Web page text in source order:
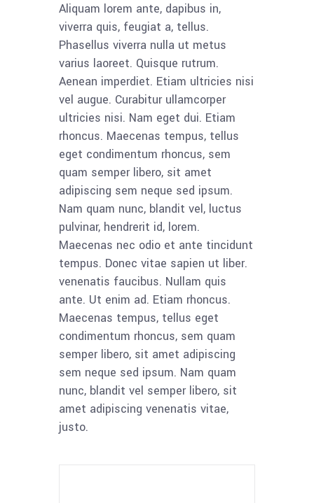
Aliquam lorem ante, dapibus in,
viverra quis, feugiat a, tellus.
Phasellus viverra nulla ut metus
varius laoreet. Quisque rutrum.
Aenean imperdiet. Etiam ultricies nisi
vel augue. Curabitur ullamcorper
ultricies nisi. Nam eget dui. Etiam
rhoncus. Maecenas tempus, tellus
eget condimentum rhoncus, sem
quam semper libero, sit amet
adipiscing sem neque sed ipsum.
Nam quam nunc, blandit vel, luctus
pulvinar, hendrerit id, lorem.
Maecenas nec odio et ante tincidunt
tempus. Donec vitae sapien ut liber.
venenatis faucibus. Nullam quis
ante. Ut enim ad. Etiam rhoncus.
Maecenas tempus, tellus eget
condimentum rhoncus, sem quam
semper libero, sit amet adipiscing
sem neque sed ipsum. Nam quam
nunc, blandit vel semper libero, sit
amet adipiscing venenatis vitae,
justo.